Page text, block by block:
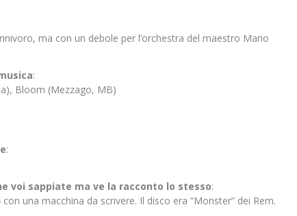
ma con un debole per l’orchestra del maestro Mario
:
Bloom (Mezzago, MB)
:
voi sappiate ma ve la racconto lo stesso:
una macchina da scrivere. Il disco era “Monster” dei Rem.